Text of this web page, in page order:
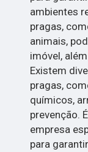
ambientes
pragas,
animais,
imóvel,
Existem
pragas,
químicos,
prevenção.
empresa
para